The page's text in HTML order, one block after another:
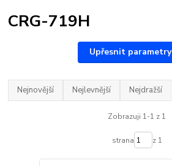
CRG-719H
Upřesnit parametry
Nejnovější Nejlevnější Nejdražší
Zobrazuji 1-1 z 1
strana z 1